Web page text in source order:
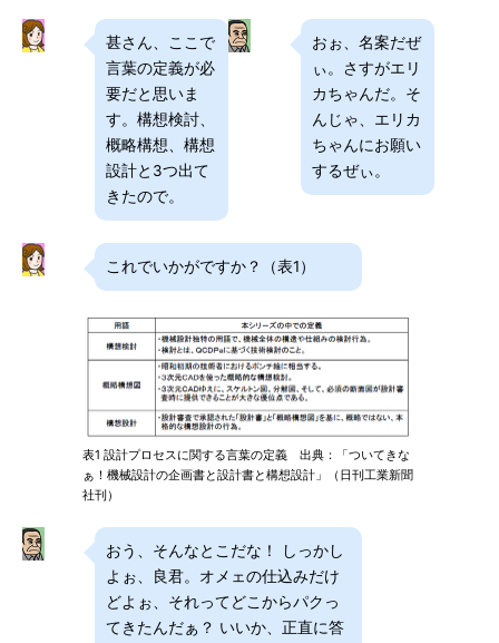
甚さん、ここで
言葉の定義が必
要だと思いま
す。構想検討、
概略構想、構想
設計と3つ出て
きたので。
おぉ、名案だぜ
ぃ。さすがエリ
カちゃんだ。そ
んじゃ、エリカ
ちゃんにお願い
するぜぃ。
これでいかがですか？（表1）
表1 設計プロセスに関する言葉の定義 出典：「ついてきな
ぁ！機械設計の企画書と設計書と構想設計」（日刊工業新聞
社刊）
おう、そんなとこだな！ しっかし
よぉ、良君。オメェの仕込みだけ
どよぉ、それってどこからパクっ
てきたんだぁ？ いいか、正直に答